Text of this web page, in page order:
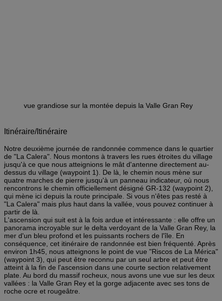
vue grandiose sur la montée depuis la Valle Gran Rey
Itinéraire/Itinéraire
Notre deuxième journée de randonnée commence dans le quartier
de "La Calera". Nous montons à travers les rues étroites du village
jusqu'à ce que nous atteignions le mât d'antenne directement au-
dessus du village (waypoint 1). De là, le chemin nous mène sur
quatre marches de pierre jusqu'à un panneau indicateur, où nous
rencontrons le chemin officiellement désigné GR-132 (waypoint 2),
qui mène ici depuis la route principale. Si vous n'êtes pas resté à
"La Calera" mais plus haut dans la vallée, vous pouvez continuer à
partir de là.
L'ascension qui suit est à la fois ardue et intéressante : elle offre un
panorama incroyable sur le delta verdoyant de la Valle Gran Rey, la
mer d'un bleu profond et les puissants rochers de l'île. En
conséquence, cet itinéraire de randonnée est bien fréquenté. Après
environ 1h45, nous atteignons le point de vue "Riscos de La Mérica"
(waypoint 3), qui peut être reconnu par un seul arbre et peut être
atteint à la fin de l'ascension dans une courte section relativement
plate. Au bord du massif rocheux, nous avons une vue sur les deux
vallées : la Valle Gran Rey et la gorge adjacente avec ses tons de
roche ocre et rougeâtre.